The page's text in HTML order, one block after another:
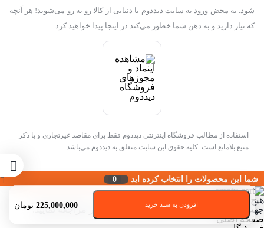
225,000,000 تومان افزودن به سبد خرید
شود. به محض ورود به سایت دیددوم با دنیایی از کالا رو به رو می‌شوید! هر آنچه
که نیاز دارید و به ذهن شما خطور می‌کند در اینجا پیدا خواهید کرد.
استفاده از مطالب فروشگاه اینترنتی دیددوم فقط برای مقاصد غیرتجاری و با ذکر
منبع بلامانع است. کلیه حقوق این سایت متعلق به دیددوم می‌باشد.
شما این محصولات را انتخاب کرده اید 0
هیچ محصولی در سبد خرید نیست.
جهت مشاهده محصولات بیشتر به صفحات زیر مراجعه نمایید.
صفحه اصلی